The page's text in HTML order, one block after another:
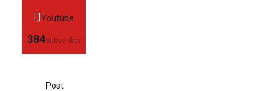
Youtube
384Subscriber
Post